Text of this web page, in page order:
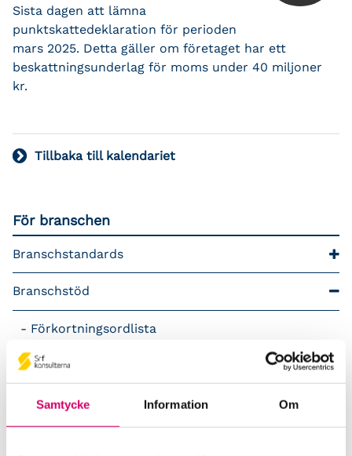
Samtycke Information Om
Sista dagen att lämna
punktskattedeklaration för perioden
mars 2025. Detta gäller om företaget har ett
beskattningsunderlag för moms under 40 miljoner
kr.
Tillbaka till kalendariet
För branschen
Branschstandards
Branschstöd
Förkortningsordlista
Kommunikationsstöd – Snacka lön
LAP – Svensk Löneartsplan